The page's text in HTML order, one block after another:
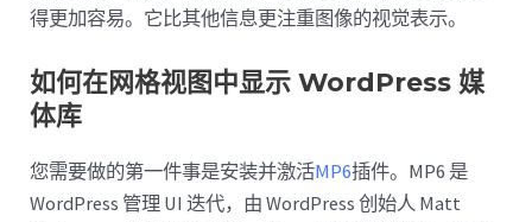
得更加容易。它比其他信息更注重图像的视觉表示。
如何在网格视图中显示 WordPress 媒
体库
您需要做的第一件事是安装并激活MP6插件。MP6 是
WordPress 管理 UI 迭代，由 WordPress 创始人 Matt